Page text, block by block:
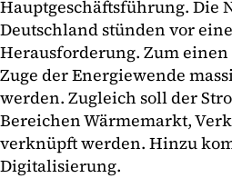
Hauptgeschäftsführung. Die
Deutschland stünden vor
Herausforderung. Zum
Zuge der Energiewende
werden. Zugleich soll der
Bereichen Wärmemarkt,
verknüpft werden. Hinzu
Digitalisierung.